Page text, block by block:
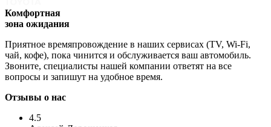
Комфортная
зона ожидания
Приятное времяпровождение в наших сервисах (TV, Wi-Fi,
чай, кофе), пока чинится и обслуживается ваш автомобиль.
Звоните, специалисты нашей компании ответят на все
вопросы и запишут на удобное время.
Отзывы о нас
4.5